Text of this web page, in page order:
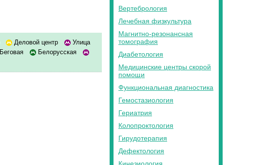
Деловой центр
Улица
Беговая
Белорусская
Вертебрология
Лечебная физкультура
Магнитно-резонансная
томография
Диабетология
Медицинские центры скорой
помощи
Функциональная диагностика
Гемостазиология
Гериатрия
Колопроктология
Гирудотерапия
Дефектология